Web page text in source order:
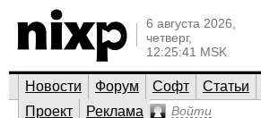
6 августа 2026,
четверг,
12:25:41 MSK
Новости Форум Софт Статьи
Проект
Реклама Войти